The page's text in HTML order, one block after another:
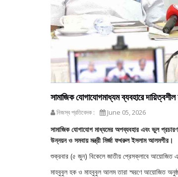
সামাজিক যোগাযোগমাধ্যম ব্যবহারে
নিজস্ব প্রতিবেদক : June 05, 2026
সামাজিক যোগাযোগ মাধ্যমের অপব্যবহার এবং ভুল
উন্নয়ন ও সমবায় মন্ত্রী মির্জা ফখরুল ইসলাম আলমগীর।
শুক্রবার (৫ জুন) বিকেলে জাতীয় প্রেসক্লাবে আয়োজিত
মাহবুবুল হক ও মাহবুবুল আলম তারা স্মরণে আয়োজিত